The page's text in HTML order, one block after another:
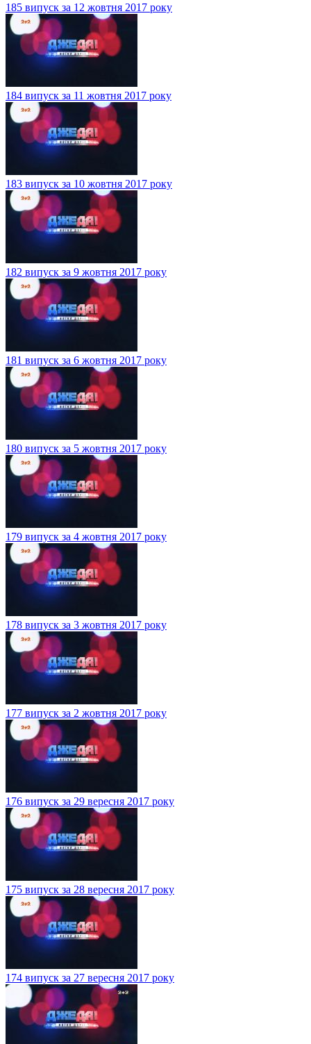
185 випуск за 12 жовтня 2017 року
184 випуск за 11 жовтня 2017 року
183 випуск за 10 жовтня 2017 року
182 випуск за 9 жовтня 2017 року
181 випуск за 6 жовтня 2017 року
180 випуск за 5 жовтня 2017 року
179 випуск за 4 жовтня 2017 року
178 випуск за 3 жовтня 2017 року
177 випуск за 2 жовтня 2017 року
176 випуск за 29 вересня 2017 року
175 випуск за 28 вересня 2017 року
174 випуск за 27 вересня 2017 року